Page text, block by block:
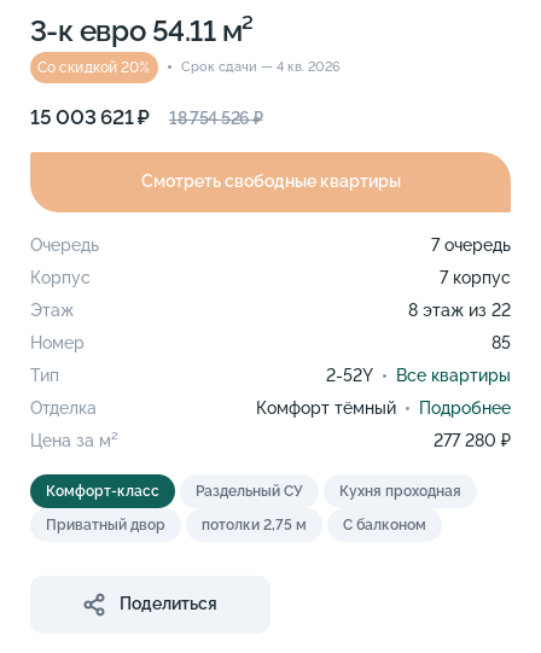
3-к eвро 54.11 м²
Со скидкой 20% Срок сдачи — 4 кв. 2026
15 003 621 ₽ 18 754 526 ₽
Смотреть свободные квартиры
Очередь
7 очередь
Корпус
7 корпус
Этаж
8 этаж из 22
Номер
85
Тип
2-52Y
Все квартиры
Отделка
Комфорт тёмный
Подробнее
Цена за м²
277 280 ₽
Комфорт-класс Раздельный СУ
Кухня проходная
Приватный двор
потолки 2,75 м С балконом
Поделиться